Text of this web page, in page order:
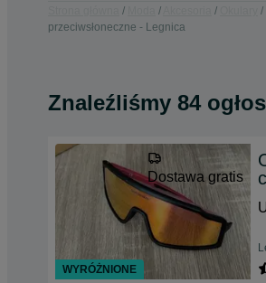
przeciwsłoneczne - Legnica
Znaleźliśmy 84
Dostawa gratis
WYRÓŻNIONE